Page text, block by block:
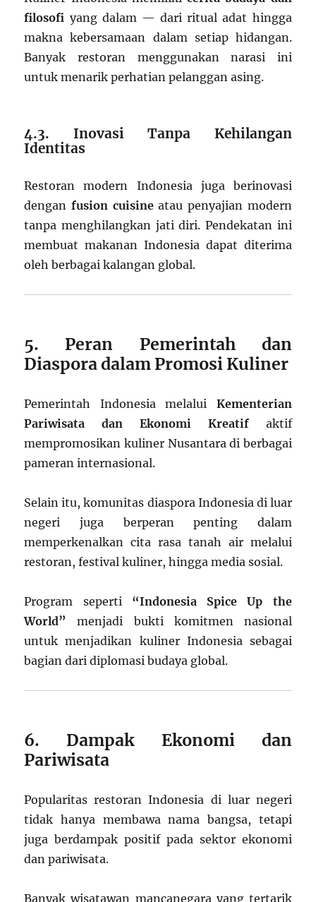
filosofi yang dalam — dari ritual adat hingga
makna kebersamaan dalam setiap hidangan.
Banyak restoran menggunakan narasi ini
untuk menarik perhatian pelanggan asing.
4.3. Inovasi Tanpa Kehilangan
Identitas
Restoran modern Indonesia juga berinovasi
denganfusion cuisineatau penyajian modern
tanpa menghilangkan jati diri. Pendekatan ini
membuat makanan Indonesia dapat diterima
oleh berbagai kalangan global.
5. Peran Pemerintah dan
Diaspora dalam Promosi Kuliner
Pemerintah Indonesia melalui Kementerian
Pariwisata dan Ekonomi Kreatifaktif
mempromosikan kuliner Nusantara di berbagai
pameran internasional.
Selain itu, komunitas diaspora Indonesia di luar
negeri juga berperan penting dalam
memperkenalkan cita rasa tanah air melalui
restoran, festival kuliner, hingga media sosial.
Program seperti “Indonesia Spice Up the
World”
menjadi bukti komitmen nasional
untuk menjadikan kuliner Indonesia sebagai
bagian dari diplomasi budaya global.
6. Dampak Ekonomi dan
Pariwisata
Popularitas restoran Indonesia di luar negeri
tidak hanya membawa nama bangsa, tetapi
juga berdampak positif pada sektor ekonomi
dan pariwisata.
Banyak wisatawan mancanegara yang tertarik